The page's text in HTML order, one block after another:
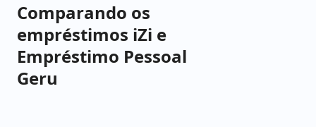
Comparando os
empréstimos iZi e
Empréstimo Pessoal
Geru